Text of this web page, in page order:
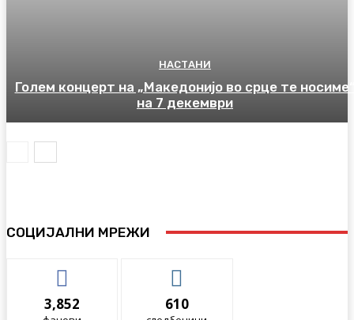
НАСТАНИ
Голем концерт на „Македонијо во срце те
на 7 декември
СОЦИЈАЛНИ МРЕЖИ
3,852 610